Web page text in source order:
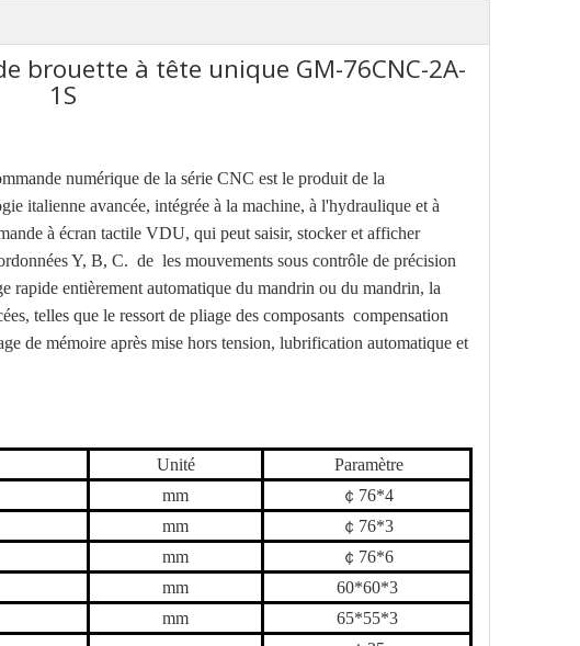
brouette à tête unique GM-76CNC-2A-
1S
numérique de la série CNC est le produit de la
italienne avancée, intégrée à la machine, à l'hydraulique et à
à écran tactile VDU, qui peut saisir, stocker et afficher
Y, B, C. de les mouvements sous contrôle de précision
rapide entièrement automatique du mandrin ou du mandrin, la
telles que le ressort de pliage des composants compensation
de mémoire après mise hors tension, lubrification automatique et
Unité
Paramètre
mm ￠ 76*4
mm ￠ 76*3
mm ￠ 76*6
mm 60*60*3
mm 65*55*3